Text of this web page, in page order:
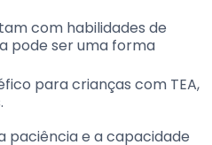
com habilidades de
pode ser uma forma
para crianças com TEA,
paciência e a capacidade